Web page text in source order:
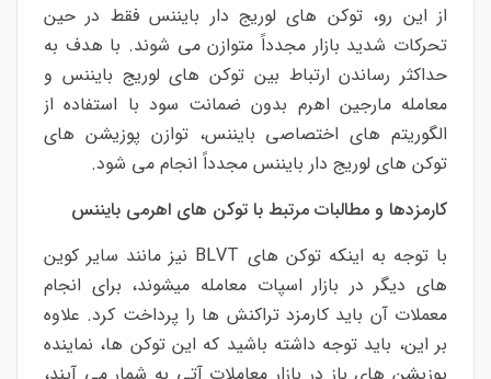
از این رو، توکن های لوریج دار بایننس فقط در حین
تحرکات شدید بازار مجدداً متوازن می شوند. با هدف به
حداکثر رساندن ارتباط بین توکن های لوریج بایننس و
معامله مارجین اهرم بدون ضمانت سود با استفاده از
الگوریتم های اختصاصی بایننس، توازن پوزیشن های
توکن های لوریج دار بایننس مجدداً انجام می شود.
کارمزدها و مطالبات مرتبط با توکن های اهرمی بایننس
با توجه به اینکه توکن های BLVT نیز مانند سایر کوین
های دیگر در بازار اسپات معامله میشوند، برای انجام
معملات آن باید کارمزد تراکنش ها را پرداخت کرد. علاوه
بر این، باید توجه داشته باشید که این توکن ها، نماینده